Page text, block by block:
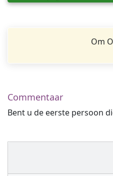
Om
Commentaar
Bent u de eerste persoon